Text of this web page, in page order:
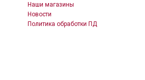
Наши магазины
Новости
Политика обработки ПД